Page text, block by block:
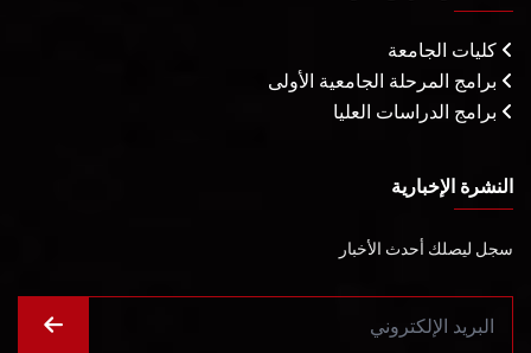
كليات الجامعة
برامج المرحلة الجامعية الأولى
برامج الدراسات العليا
النشرة الإخبارية
سجل ليصلك أحدث الأخبار